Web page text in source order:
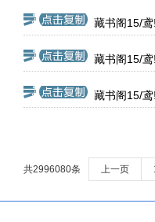
藏书阁15/
藏书阁15/
藏书阁15/
共2996080条 上一页